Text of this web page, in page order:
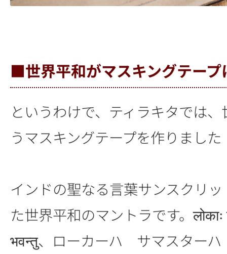
■世界平和がマスキングテープ
というわけで、ティラキタでは
うマスキングテープを作りました
インドの聖なる言葉サンスクリ
た世界平和のマントラです。लोकाः
भवन्तु、ローカーハ サマスタ